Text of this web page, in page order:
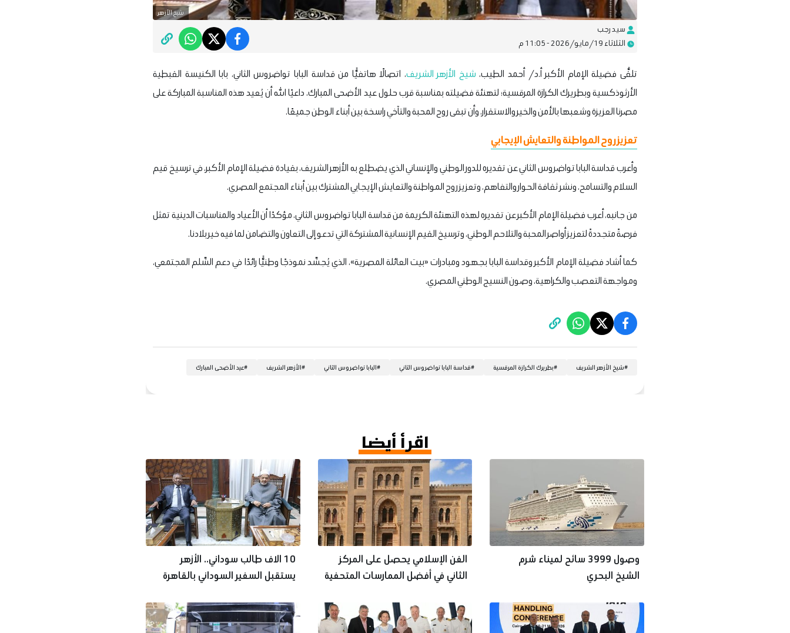
شيخ الأزهر
سيد رجب
الثلاثاء 19/مايو/2026 - 11:05 م
تلقَّى فضيلة الإمام الأكبر أ.د/ أحمد الطيب، شيخ الأزهر الشريف، اتصالًا هاتفيًّا من قداسة البابا تواضروس الثاني، بابا الكنيسة القبطية
الأرثوذكسية وبطريرك الكرازة المرقسية؛ لتهنئة فضيلته بمناسبة قرب حلول عيد الأضحى المبارك، داعيًا الله أن يُعيد هذه المناسبة المباركة على
مصرنا العزيزة وشعبها بالأمن والخير والاستقرار، وأن تبقى روح المحبة والتآخي راسخة بين أبناء الوطن جميعًا.
تعزيز روح المواطنة والتعايش الإيجابي
وأعرب قداسة البابا تواضروس الثاني عن تقديره للدور الوطني والإنساني الذي يضطلع به الأزهر الشريف، بقيادة فضيلة الإمام الأكبر، في ترسيخ قيم
السلام والتسامح، ونشر ثقافة الحوار والتفاهم، وتعزيز روح المواطنة والتعايش الإيجابي المشترك بين أبناء المجتمع المصري.
من جانبه، أعرب فضيلة الإمام الأكبر عن تقديره لهذه التهنئة الكريمة من قداسة البابا تواضروس الثاني، مؤكدًا أن الأعياد والمناسبات الدينية تمثل
فرصةً متجددةً لتعزيز أواصر المحبة والتلاحم الوطني، وترسيخ القيم الإنسانية المشتركة التي تدعو إلى التعاون والتضامن لما فيه خير بلادنا.
كما أشاد فضيلة الإمام الأكبر وقداسة البابا بجهود ومبادرات «بيت العائلة المصرية»، الذي يُجسِّد نموذجًا وطنيًّا رائدًا في دعم السِّلم المجتمعي،
ومواجهة التعصب والكراهية، وصون النسيج الوطني المصري.
#شيخ الأزهر الشريف #بطريرك الكرازة المرقسية #قداسة البابا تواضروس الثاني #البابا تواضروس الثاني #الأزهر الشريف #عيد الأضحى المبارك
اقرأ أيضا
وصول 3999 سائح لميناء شرم
الشيخ البحري
الفن الإسلامي يحصل على المركز
الثاني في أفضل الممارسات المتحفية
10 الاف طالب سوداني.. الأزهر
يستقبل السفير السوداني بالقاهرة